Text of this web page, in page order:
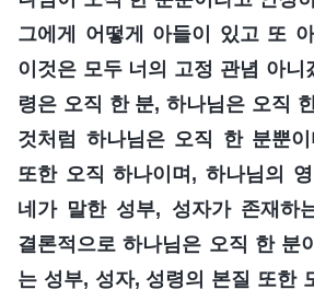
그에게 어떻게 아들이 있고 또
이것은 모두 너의 고정 관념 아니
령은 오직 한 분, 하나님은 오직
것처럼 하나님은 오직 한 분뿐
또한 오직 하나이며, 하나님의
네가 말한 성부, 성자가 존재하
결론적으로 하나님은 오직 한 분
는 성부, 성자, 성령의 본질 또한